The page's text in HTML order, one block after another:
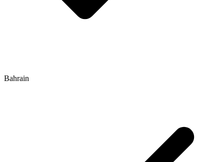
Bahrain